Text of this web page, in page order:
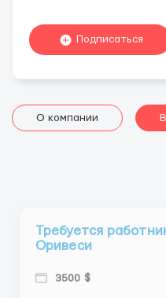
Подписаться
О компании
Требуется
Оривеси
3500 $